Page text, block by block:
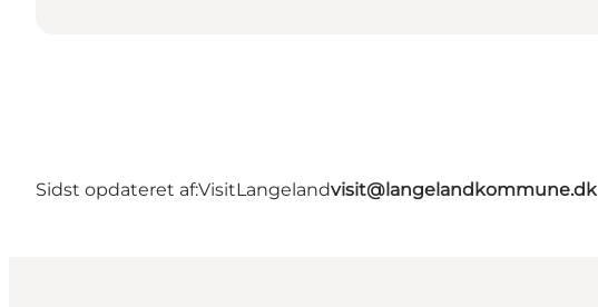
Sidst opdateret af:VisitLangelandvisit@langelandkommune.dk